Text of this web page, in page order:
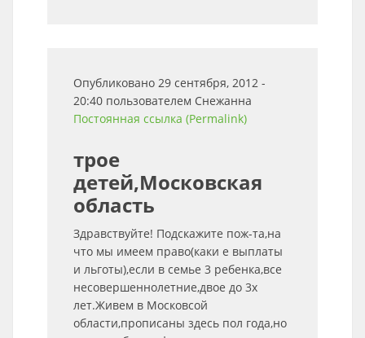
Опубликовано 29 сентября, 2012 -
20:40 пользователем Снежанна
Постоянная ссылка (Permalink)
трое
детей,Московская
область
Здравствуйте! Подскажите пож-та,на
что мы имеем право(каки е выплаты
и льготы),если в семье 3 ребенка,все
несовершеннолетние,двое до 3х
лет.Живем в Московсой
области,прописаны здесь пол года,но